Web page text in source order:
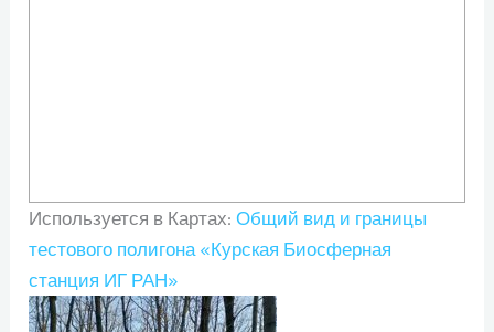
Используется в Картах:Общий вид и границы
тестового полигона «Курская Биосферная
станция ИГ РАН»